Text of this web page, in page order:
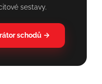
sestavy.
schodů →